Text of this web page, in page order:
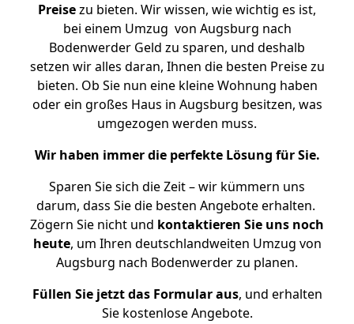
Preisezu bieten. Wir wissen, wie wichtig es ist,
bei einem Umzug von Augsburg nach
Bodenwerder Geld zu sparen, und deshalb
setzen wir alles daran, Ihnen die besten Preise zu
bieten. Ob Sie nun eine kleine Wohnung haben
oder ein großes Haus in Augsburg besitzen, was
umgezogen werden muss.
Wir haben immer die perfekte Lösung für Sie.
Sparen Sie sich die Zeit – wir kümmern uns
darum, dass Sie die besten Angebote erhalten.
Zögern Sie nicht und kontaktieren Sie uns noch
heute, um Ihren deutschlandweiten Umzug von
Augsburg nach Bodenwerder zu planen.
Füllen Sie jetzt das Formular aus, und erhalten
Sie kostenlose Angebote.